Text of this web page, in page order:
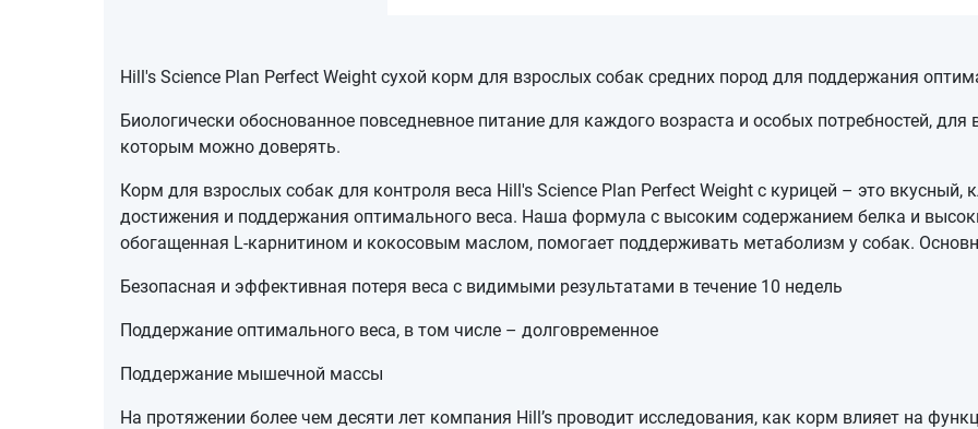
Hill's Science Plan Perfect Weight сухой корм для взрослых собак средних пород для поддержания
Биологически обоснованное повседневное питание для каждого возраста и особых потребностей,
которым можно доверять.
Корм для взрослых собак для контроля веса Hill's Science Plan Perfect Weight с курицей – это
достижения и поддержания оптимального веса. Наша формула с высоким содержанием белка и
обогащенная L-карнитином и кокосовым маслом, помогает поддерживать метаболизм у собак.
Безопасная и эффективная потеря веса с видимыми результатами в течение 10 недель
Поддержание оптимального веса, в том числе – долговременное
Поддержание мышечной массы
На протяжении более чем десяти лет компания Hill’s проводит исследования, как корм влияет на